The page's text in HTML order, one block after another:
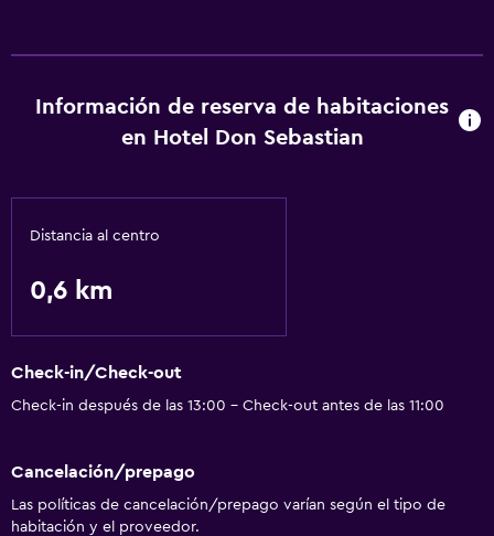
Servicios y facilidades
Recepción 24 horas
Servicios básicos
Wifi gratis
Piscina
Información de reserva de habitaciones
en Hotel Don Sebastian
Distancia al centro
0,6 km
Check-in/Check-out
Check-in después de las 13:00 - Check-out antes de las 11:00
Cancelación/prepago
Las políticas de cancelación/prepago varían según el tipo de
habitación y el proveedor.